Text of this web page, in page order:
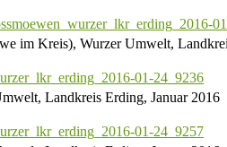
im Kreis), Wurzer Umwelt,
Landkreis Erding, Januar 2016